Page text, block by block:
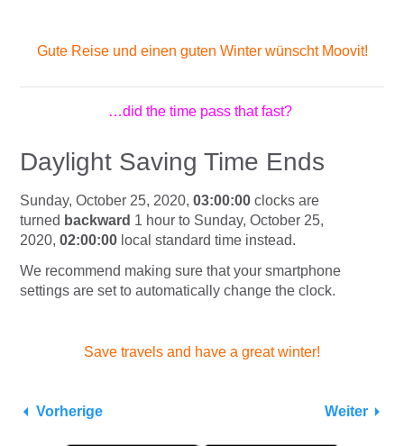
Gute Reise und einen guten Winter wünscht Moovit!
…did the time pass that fast?
Daylight Saving Time Ends
Sunday, October 25, 2020, 03:00:00 clocks are
turned backward 1 hour to Sunday, October 25,
2020, 02:00:00 local standard time instead.
We recommend making sure that your smartphone
settings are set to automatically change the clock.
Save travels and have a great winter!
Vorherige Weiter